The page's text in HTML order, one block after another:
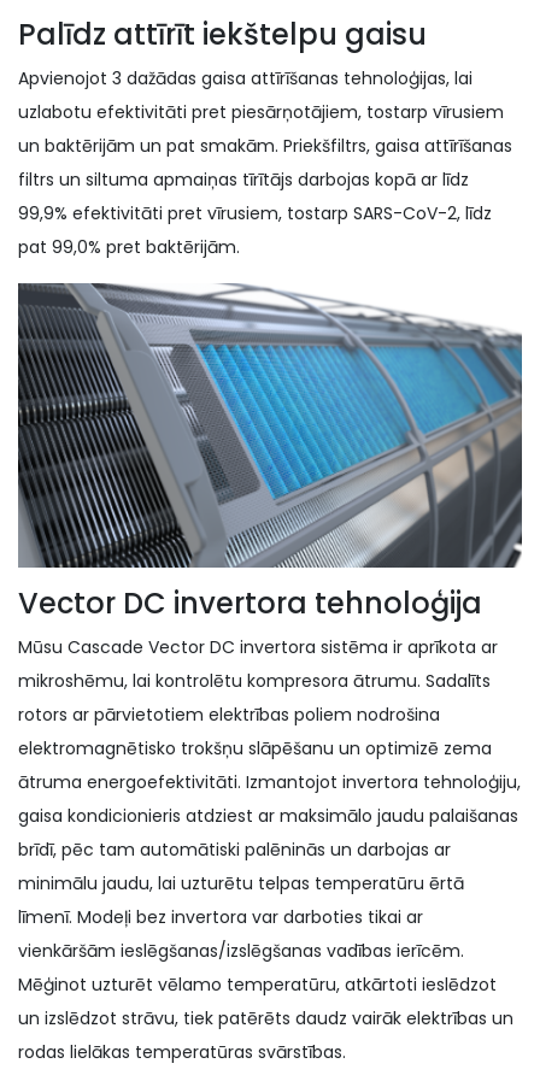
Palīdz attīrīt iekštelpu gaisu
Apvienojot 3 dažādas gaisa attīrīšanas tehnoloģijas, lai
uzlabotu efektivitāti pret piesārņotājiem, tostarp vīrusiem
un baktērijām un pat smakām. Priekšfiltrs, gaisa attīrīšanas
filtrs un siltuma apmaiņas tīrītājs darbojas kopā ar līdz
99,9% efektivitāti pret vīrusiem, tostarp SARS-CoV-2, līdz
pat 99,0% pret baktērijām.
Vector DC invertora tehnoloģija
Mūsu Cascade Vector DC invertora sistēma ir aprīkota ar
mikroshēmu, lai kontrolētu kompresora ātrumu. Sadalīts
rotors ar pārvietotiem elektrības poliem nodrošina
elektromagnētisko trokšņu slāpēšanu un optimizē zema
ātruma energoefektivitāti. Izmantojot invertora tehnoloģiju,
gaisa kondicionieris atdziest ar maksimālo jaudu palaišanas
brīdī, pēc tam automātiski palēninās un darbojas ar
minimālu jaudu, lai uzturētu telpas temperatūru ērtā
līmenī. Modeļi bez invertora var darboties tikai ar
vienkāršām ieslēgšanas/izslēgšanas vadības ierīcēm.
Mēģinot uzturēt vēlamo temperatūru, atkārtoti ieslēdzot
un izslēdzot strāvu, tiek patērēts daudz vairāk elektrības un
rodas lielākas temperatūras svārstības.